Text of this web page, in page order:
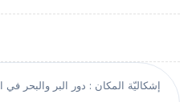
إشكاليّة المكان : دور البر والبحر